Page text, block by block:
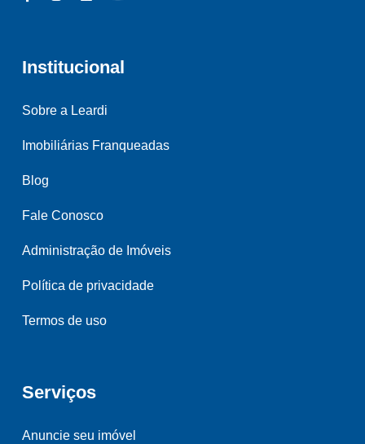
Institucional
Sobre a Leardi
Imobiliárias Franqueadas
Blog
Fale Conosco
Administração de Imóveis
Política de privacidade
Termos de uso
Serviços
Anuncie seu imóvel